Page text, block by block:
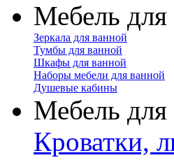
Мебель для
Зеркала для ванной
Тумбы для ванной
Шкафы для ванной
Наборы мебели для ванной
Душевые кабины
Мебель
Кроватки,